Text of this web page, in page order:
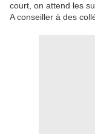
court, on attend les
A conseiller à des